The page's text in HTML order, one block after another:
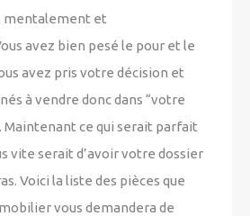
mentalement et
avez bien pesé le pour et le
avez pris votre décision et
à vendre donc dans “votre
Maintenant ce qui serait parfait
vite serait d’avoir votre dossier
Voici la liste des pièces que
vous demandera de